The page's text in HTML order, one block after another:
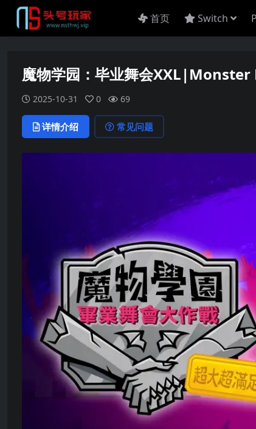
首页 Switch
魔物学园：毕业舞会XXL|Monster
2025-10-31 0 69
详情介绍 常见问题